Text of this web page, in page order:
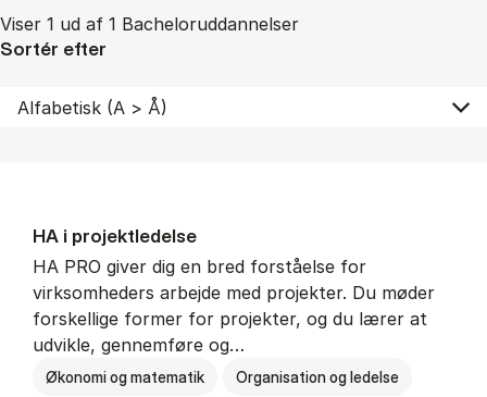
Viser 1 ud af 1 Bacheloruddannelser
Sortér efter
HA i pro­jekt­le­del­se
HA PRO giver dig en bred forståelse for
virksomheders arbejde med projekter. Du møder
forskellige former for projekter, og du lærer at
udvikle, gennemføre og…
Økonomi og matematik Organisation og ledelse